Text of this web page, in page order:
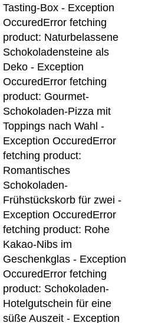
Tasting-Box - Exception
OccuredError fetching
product: Naturbelassene
Schokoladensteine als
Deko - Exception
OccuredError fetching
product: Gourmet-
Schokoladen-Pizza mit
Toppings nach Wahl -
Exception OccuredError
fetching product:
Romantisches
Schokoladen-
Frühstückskorb für zwei -
Exception OccuredError
fetching product: Rohe
Kakao-Nibs im
Geschenkglas - Exception
OccuredError fetching
product: Schokoladen-
Hotelgutschein für eine
süße Auszeit - Exception